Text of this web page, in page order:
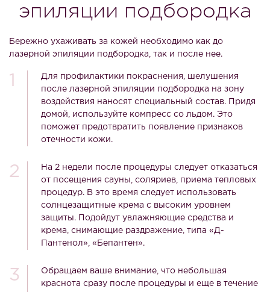
эпиляции подбородка
Бережно ухаживать за кожей необходимо как до
лазерной эпиляции подбородка, так и после нее.
Для профилактики покраснения, шелушения
после лазерной эпиляции подбородка на зону
воздействия наносят специальный состав. Придя
домой, используйте компресс со льдом. Это
поможет предотвратить появление признаков
отечности кожи.
На 2 недели после процедуры следует отказаться
от посещения сауны, соляриев, приема тепловых
процедур. В это время следует использовать
солнцезащитные крема с высоким уровнем
защиты. Подойдут увлажняющие средства и
крема, снимающие раздражение, типа «Д-
Пантенол», «Бепантен».
Обращаем ваше внимание, что небольшая
краснота сразу после процедуры и еще в течение